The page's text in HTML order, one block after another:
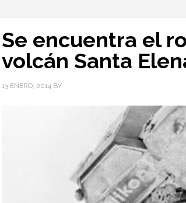
Se encuentra el
volcán Santa
13 ENERO, 2014 BY